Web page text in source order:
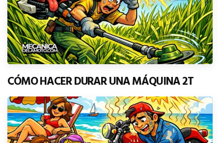
CÓMO HACER DURAR UNA MÁQUINA 2T